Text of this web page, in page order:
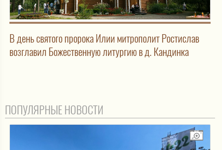
В день святого пророка Илии митрополит Ростислав
возглавил Божественную литургию в д. Кандинка
ПОПУЛЯРНЫЕ НОВОСТИ